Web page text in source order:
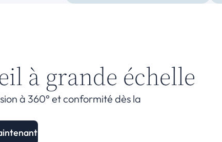
à grande échelle
à 360° et conformité dès la